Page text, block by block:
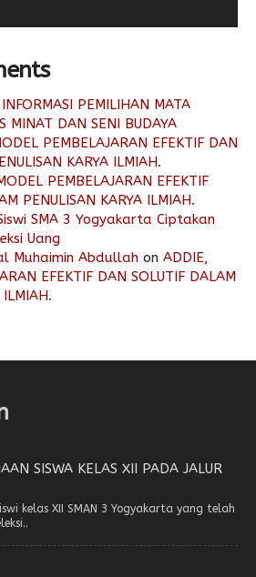
INFORMASI PEMILIHAN MATA
MINAT DAN SENI BUDAYA
PEMBELAJARAN EFEKTIF DAN
KARYA ILMIAH.
PEMBELAJARAN EFEKTIF
PENULISAN KARYA ILMIAH.
SMA 3 Yogyakarta Ciptakan
Uang
Muhaimin Abdullah on ADDIE,
EFEKTIF DAN SOLUTIF DALAM
ILMIAH.
SISWA KELAS XII PADA JALUR
kelas XII SMAN 3 Yogyakarta yang telah